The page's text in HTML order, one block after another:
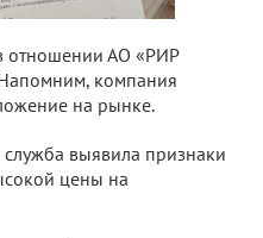
отношении АО «РИР
компания
на рынке.
выявила признаки
цены на